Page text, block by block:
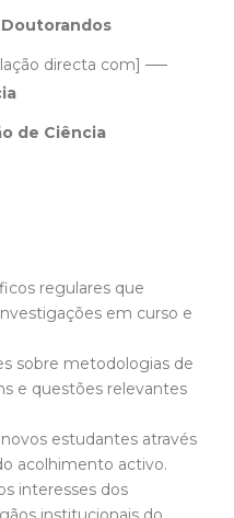
Doutorandos
directa com] ──
de Ciência
regulares que
em curso e
sobre metodologias de
e questões relevantes
estudantes através
acolhimento activo.
interesses dos